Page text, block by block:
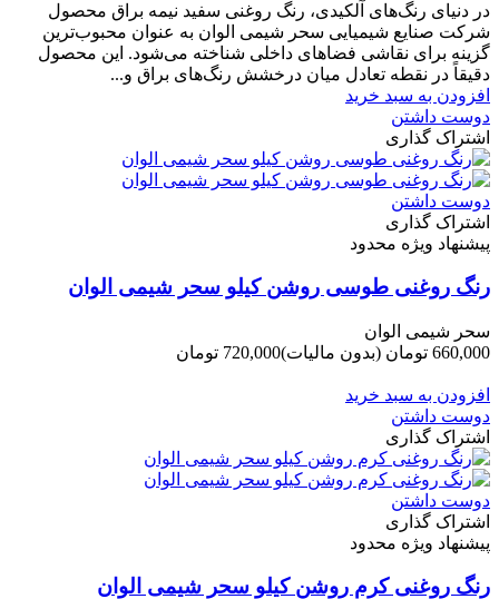
در دنیای رنگ‌های آلکیدی، رنگ روغنی سفید نیمه براق محصول
شرکت صنایع شیمیایی سحر شیمی الوان به عنوان محبوب‌ترین
گزینه برای نقاشی فضاهای داخلی شناخته می‌شود. این محصول
دقیقاً در نقطه تعادل میان درخشش رنگ‌های براق و...
افزودن به سبد خرید
دوست داشتن
اشتراک گذاری
دوست داشتن
اشتراک گذاری
پیشنهاد ویژه محدود
رنگ روغنی طوسی روشن کیلو سحر شیمی الوان
سحر شیمی الوان
660,000 تومان
(بدون مالیات)720,000 تومان
افزودن به سبد خرید
دوست داشتن
اشتراک گذاری
دوست داشتن
اشتراک گذاری
پیشنهاد ویژه محدود
رنگ روغنی کرم روشن کیلو سحر شیمی الوان